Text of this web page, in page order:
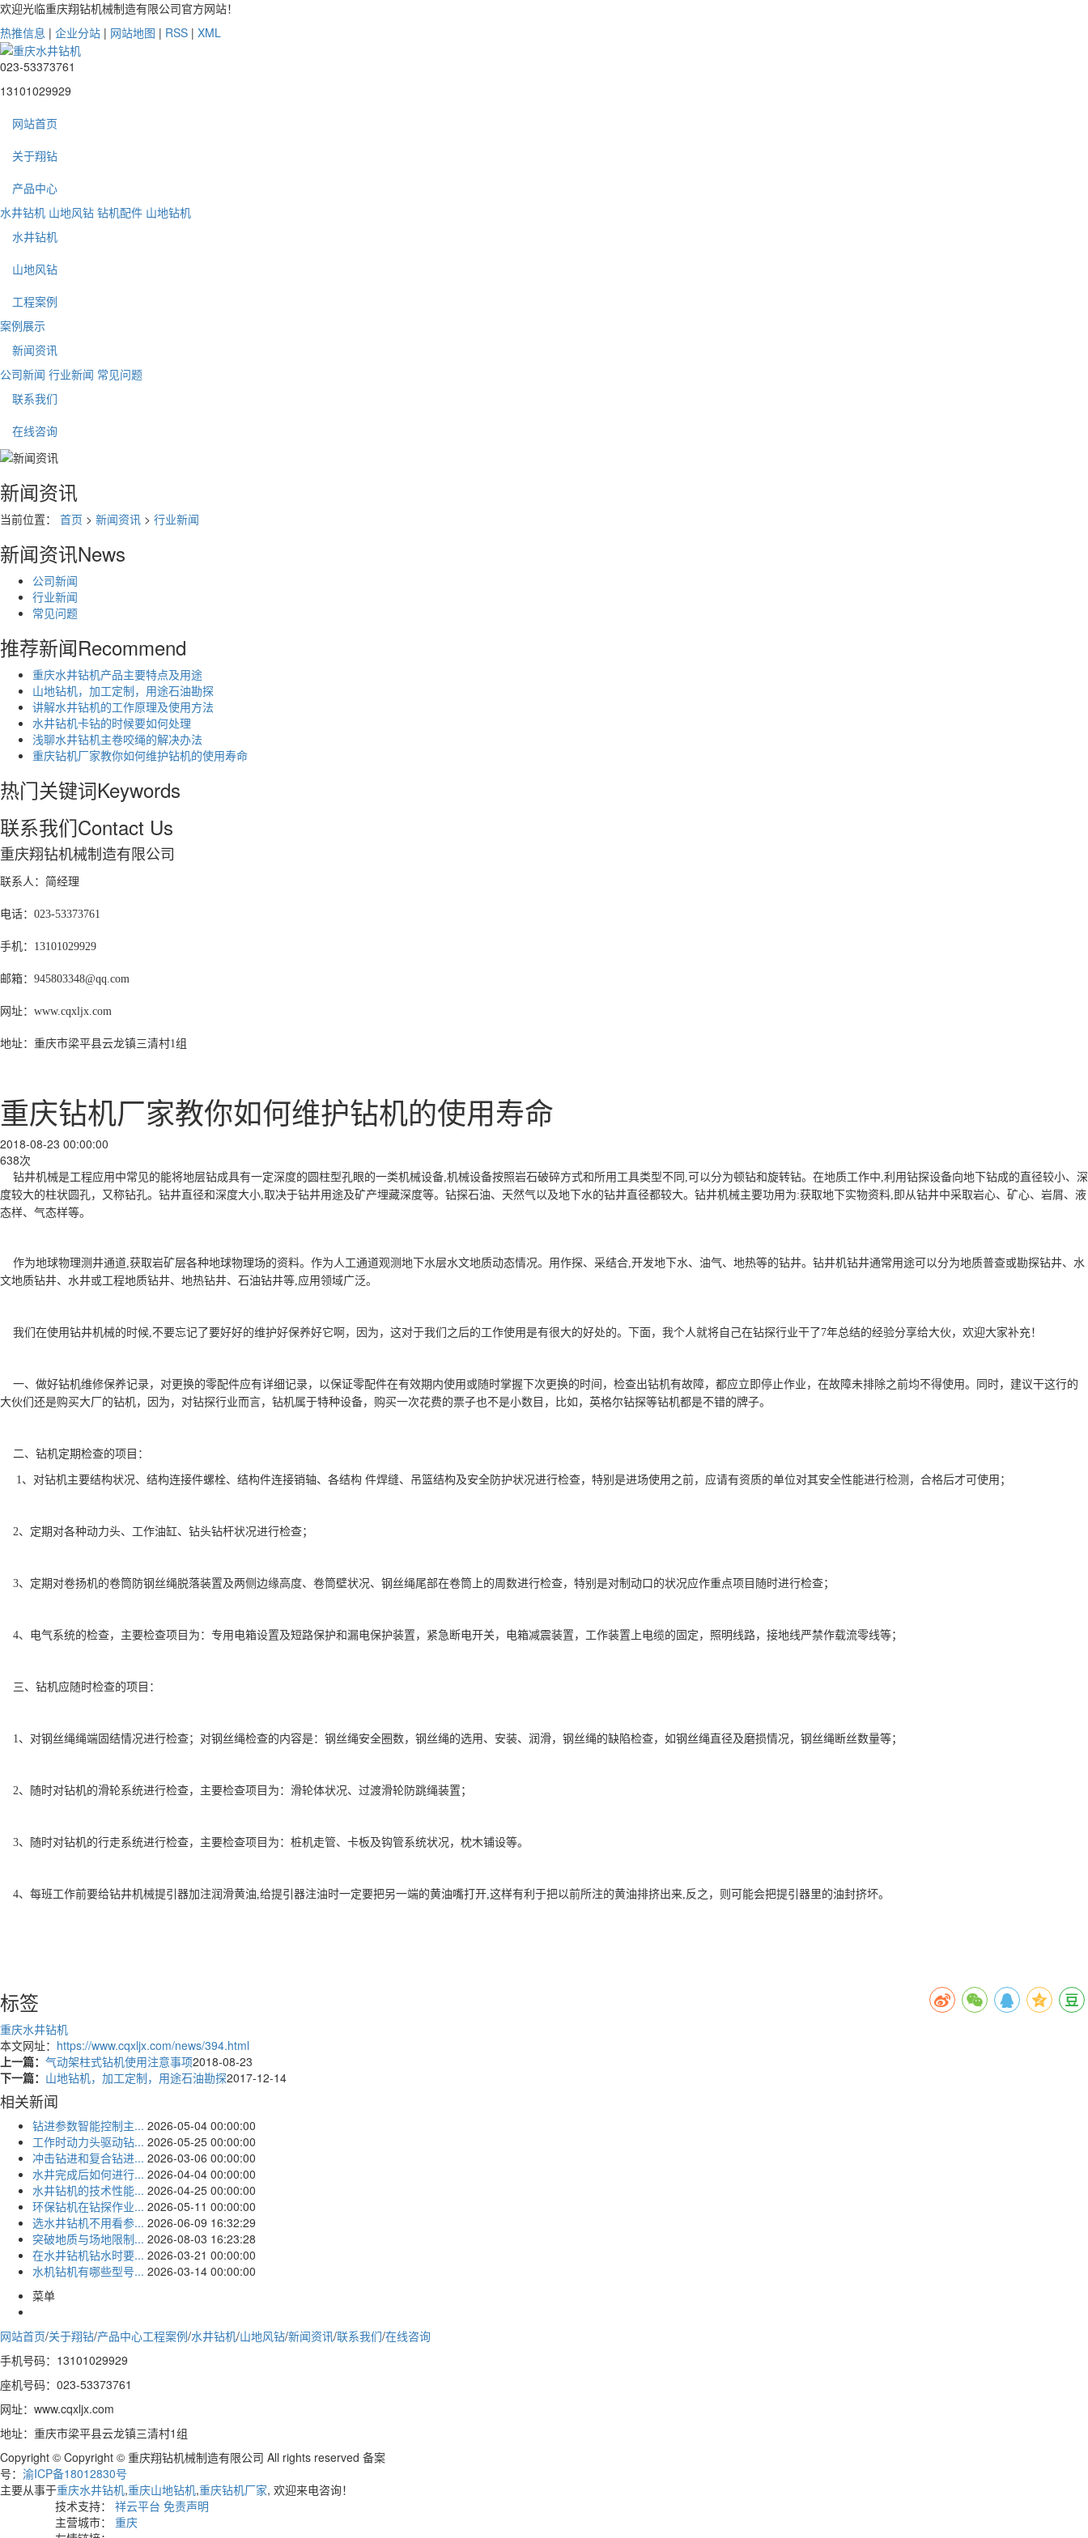
欢迎光临重庆翔钻机械制造有限公司官方网站！
热推信息 | 企业分站 | 网站地图 | RSS | XML
023-53373761
13101029929
网站首页
关于翔钻
产品中心
水井钻机 山地风钻 钻机配件 山地钻机
水井钻机
山地风钻
工程案例
案例展示
新闻资讯
公司新闻 行业新闻 常见问题
联系我们
在线咨询
新闻资讯
当前位置： 首页 > 新闻资讯 > 行业新闻
新闻资讯News
公司新闻
行业新闻
常见问题
推荐新闻Recommend
重庆水井钻机产品主要特点及用途
山地钻机，加工定制，用途石油勘探
讲解水井钻机的工作原理及使用方法
水井钻机卡钻的时候要如何处理
浅聊水井钻机主卷咬绳的解决办法
重庆钻机厂家教你如何维护钻机的使用寿命
热门关键词Keywords
联系我们Contact Us
重庆翔钻机械制造有限公司
联系人：简经理
电话：023-53373761
手机：13101029929
邮箱：945803348@qq.com
网址：www.cqxljx.com
地址：重庆市梁平县云龙镇三清村1组
重庆钻机厂家教你如何维护钻机的使用寿命
2018-08-23 00:00:00
638次
钻井机械是工程应用中常见的能将地层钻成具有一定深度的圆柱型孔眼的一类机械设备,机械设备按照岩石破碎方式和所用工具类型不同,可以分为顿钻和旋转钻。在地质工作中,利用钻探设备向地下钻成的直径较小、深
度较大的柱状圆孔，又称钻孔。钻井直径和深度大小,取决于钻井用途及矿产埋藏深度等。钻探石油、天然气以及地下水的钻井直径都较大。钻井机械主要功用为:获取地下实物资料,即从钻井中采取岩心、矿心、岩屑、液
态样、气态样等。
作为地球物理测井通道,获取岩矿层各种地球物理场的资料。作为人工通道观测地下水层水文地质动态情况。用作探、采结合,开发地下水、油气、地热等的钻井。钻井机钻井通常用途可以分为地质普查或勘探钻井、水
文地质钻井、水井或工程地质钻井、地热钻井、石油钻井等,应用领域广泛。
我们在使用钻井机械的时候,不要忘记了要好好的维护好保养好它啊，因为，这对于我们之后的工作使用是有很大的好处的。下面，我个人就将自己在钻探行业干了7年总结的经验分享给大伙，欢迎大家补充！
一、做好钻机维修保养记录，对更换的零配件应有详细记录，以保证零配件在有效期内使用或随时掌握下次更换的时间，检查出钻机有故障，都应立即停止作业，在故障未排除之前均不得使用。同时，建议干这行的
大伙们还是购买大厂的钻机，因为，对钻探行业而言，钻机属于特种设备，购买一次花费的票子也不是小数目，比如，英格尔钻探等钻机都是不错的牌子。
二、钻机定期检查的项目：
1、对钻机主要结构状况、结构连接件螺栓、结构件连接销轴、各结构 件焊缝、吊篮结构及安全防护状况进行检查，特别是进场使用之前，应请有资质的单位对其安全性能进行检测，合格后才可使用；
2、定期对各种动力头、工作油缸、钻头钻杆状况进行检查；
3、定期对卷扬机的卷筒防钢丝绳脱落装置及两侧边缘高度、卷筒壁状况、钢丝绳尾部在卷筒上的周数进行检查，特别是对制动口的状况应作重点项目随时进行检查；
4、电气系统的检查，主要检查项目为：专用电箱设置及短路保护和漏电保护装置，紧急断电开关，电箱减震装置，工作装置上电缆的固定，照明线路，接地线严禁作载流零线等；
三、钻机应随时检查的项目：
1、对钢丝绳绳端固结情况进行检查；对钢丝绳检查的内容是：钢丝绳安全圈数，钢丝绳的选用、安装、润滑，钢丝绳的缺陷检查，如钢丝绳直径及磨损情况，钢丝绳断丝数量等；
2、随时对钻机的滑轮系统进行检查，主要检查项目为：滑轮体状况、过渡滑轮防跳绳装置；
3、随时对钻机的行走系统进行检查，主要检查项目为：桩机走管、卡板及钩管系统状况，枕木铺设等。
4、每班工作前要给钻井机械提引器加注润滑黄油,给提引器注油时一定要把另一端的黄油嘴打开,这样有利于把以前所注的黄油排挤出来,反之，则可能会把提引器里的油封挤坏。
标签
重庆水井钻机
本文网址： https://www.cqxljx.com/news/394.html
上一篇： 气动架柱式钻机使用注意事项2018-08-23
下一篇： 山地钻机，加工定制，用途石油勘探2017-12-14
相关新闻
钻进参数智能控制主... 2026-05-04 00:00:00
工作时动力头驱动钻... 2026-05-25 00:00:00
冲击钻进和复合钻进... 2026-03-06 00:00:00
水井完成后如何进行... 2026-04-04 00:00:00
水井钻机的技术性能... 2026-04-25 00:00:00
环保钻机在钻探作业... 2026-05-11 00:00:00
选水井钻机不用看参... 2026-06-09 16:32:29
突破地质与场地限制... 2026-08-03 16:23:28
在水井钻机钻水时要... 2026-03-21 00:00:00
水机钻机有哪些型号... 2026-03-14 00:00:00
菜单
网站首页/关于翔钻/产品中心工程案例/水井钻机/山地风钻/新闻资讯/联系我们/在线咨询
手机号码：13101029929
座机号码：023-53373761
网址：www.cqxljx.com
地址：重庆市梁平县云龙镇三清村1组
Copyright © Copyright © 重庆翔钻机械制造有限公司 All rights reserved 备案
号： 渝ICP备18012830号
主要从事于重庆水井钻机,重庆山地钻机,重庆钻机厂家, 欢迎来电咨询！
技术支持： 祥云平台 免责声明
主营城市： 重庆